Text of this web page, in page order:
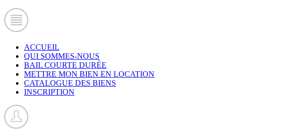
ACCUEIL
QUI SOMMES-NOUS
BAIL COURTE DURÉE
METTRE MON BIEN EN LOCATION
CATALOGUE DES BIENS
INSCRIPTION